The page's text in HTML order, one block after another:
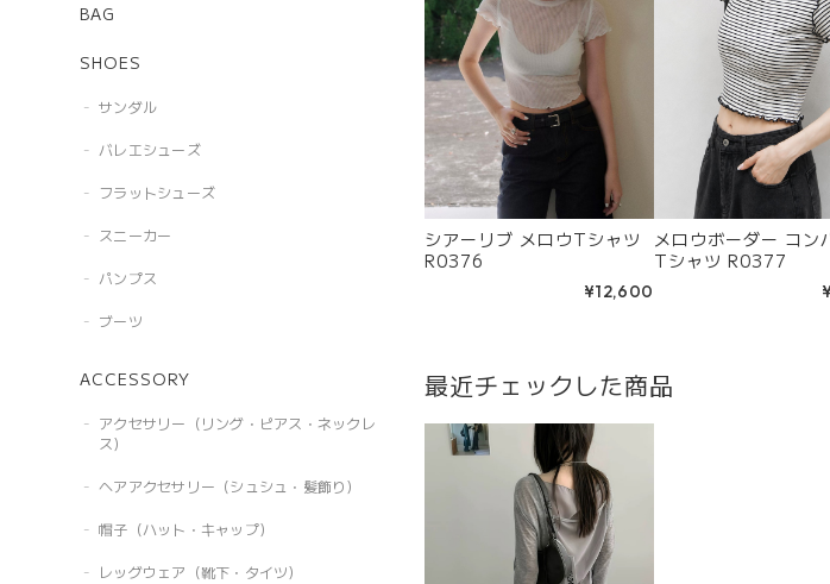
BAG
SHOES
サンダル
バレエシューズ
フラットシューズ
スニーカー
パンプス
ブーツ
ACCESSORY
アクセサリー（リング・ピアス・ネックレ
ス）
ヘアアクセサリー（シュシュ・髪飾り）
帽子（ハット・キャップ）
レッグウェア（靴下・タイツ）
シアーリブ メロウTシャツ
R0376
¥12,600
メロウボーダー コン
Tシャツ R0377
最近チェックした商品